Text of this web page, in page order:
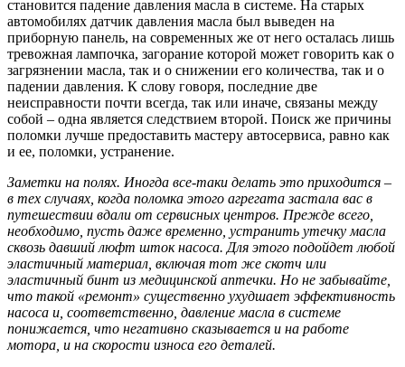
становится падение давления масла в системе. На старых
автомобилях датчик давления масла был выведен на
приборную панель, на современных же от него осталась лишь
тревожная лампочка, загорание которой может говорить как о
загрязнении масла, так и о снижении его количества, так и о
падении давления. К слову говоря, последние две
неисправности почти всегда, так или иначе, связаны между
собой – одна является следствием второй. Поиск же причины
поломки лучше предоставить мастеру автосервиса, равно как
и ее, поломки, устранение.
Заметки на полях. Иногда все-таки делать это приходится –
в тех случаях, когда поломка этого агрегата застала вас в
путешествии вдали от сервисных центров. Прежде всего,
необходимо, пусть даже временно, устранить утечку масла
сквозь давший люфт шток насоса. Для этого подойдет любой
эластичный материал, включая тот же скотч или
эластичный бинт из медицинской аптечки. Но не забывайте,
что такой «ремонт» существенно ухудшает эффективность
насоса и, соответственно, давление масла в системе
понижается, что негативно сказывается и на работе
мотора, и на скорости износа его деталей.